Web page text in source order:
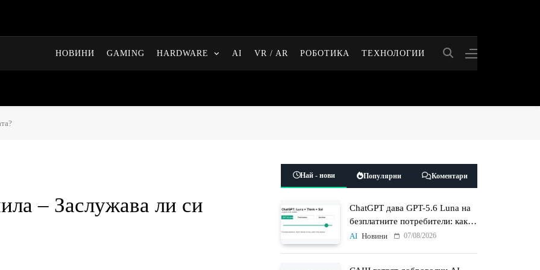
НОВИНИ GAMING HARDWARE AI VR / AR РОБОТИКА ТЕХНОЛОГИИ
– Заслужава ли си
Най - нови Популярни Коментари
ChatGPT дава GPT-5.6 Luna на
безплатните потребители: какво
променят Think бутонът и
AI Новини 07/08/2026